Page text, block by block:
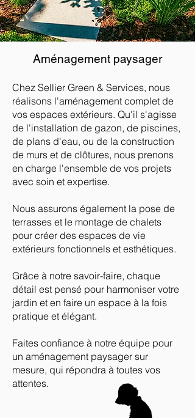
Aménagement paysager
Chez Sellier Green & Services, nous
réalisons l'aménagement complet de
vos espaces extérieurs. Qu'il s'agisse
de l'installation de gazon, de piscines,
de plans d'eau, ou de la construction
de murs et de clôtures, nous prenons
en charge l'ensemble de vos projets
avec soin et expertise.
Nous assurons également la pose de
terrasses et le montage de chalets
pour créer des espaces de vie
extérieurs fonctionnels et esthétiques.
Grâce à notre savoir-faire, chaque
détail est pensé pour harmoniser votre
jardin et en faire un espace à la fois
pratique et élégant.
Faites confiance à notre équipe pour
un aménagement paysager sur
mesure, qui répondra à toutes vos
attentes.